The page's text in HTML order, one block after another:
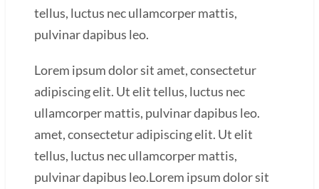
tellus, luctus nec ullamcorper mattis,
pulvinar dapibus leo.
Lorem ipsum dolor sit amet, consectetur
adipiscing elit. Ut elit tellus, luctus nec
ullamcorper mattis, pulvinar dapibus leo.
amet, consectetur adipiscing elit. Ut elit
tellus, luctus nec ullamcorper mattis,
pulvinar dapibus leo.Lorem ipsum dolor sit